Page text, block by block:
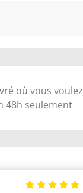
où vous voulez
48h seulement